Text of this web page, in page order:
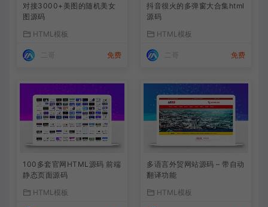
对接3000+美图的随机美女
图源码
HTML模板
免费
抖音很火的多弹窗大合集html
源码
HTML模板
免费
100多套官网HTML源码 前端
静态页面源码
HTML模板
多语言外贸网站源码 – 带自动
翻译功能
HTML模板